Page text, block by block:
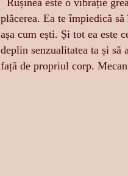
Rușinea este o vibrație
plăcerea. Ea te împiedică
așa cum ești. Și tot ea este
deplin senzualitatea ta și să
față de propriul corp.